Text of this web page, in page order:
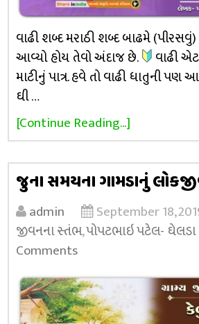
વાઢી શબ્દ મરાઠી શબ્દ બાઢમે
આવ્યો હોય તેવો અંદાજ છે.
વાઢી
માટીનું પાત્ર. હવે તો વાઢી ધાતુની પણ
ઘી …
[Continue Reading...]
જુના સમયના ગામડાનું
admin September 18,
જીવનના સ્તંભ,પોપટભાઇ પટેલ- ઘેલડા
Comments